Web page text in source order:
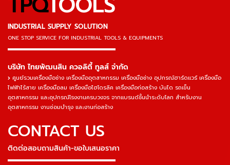
INDUSTRIAL SUPPLY SOLUTION
ONE STOP SERVICE FOR INDUSTRIAL TOOLS & EQUIPMENTS
▬▬▬▬▬▬▬▬▬▬▬▬▬▬▬
บริษัท ไทยพัฒนสิน ควอลิตี้ ทูลส์ จำกัด
ศูนย์รวมเครื่องมือช่าง เครื่องมืออุตสาหกรรม เครื่องมือช่าง อุปกรณ์ฮาร์ดแวร์ เครื่องมือ
ไฟฟ้าไร้สาย เครื่องมือลม เครื่องมือไฮโดรลิค เครื่องมือก่อสร้าง บันได รถเข็น
อุตสาหกรรม และอุปกรณ์โรงงานครบวงจร จากแบรนด์ชั้นนำระดับโลก สำหรับงาน
อุตสาหกรรม งานซ่อมบำรุง และงานก่อสร้าง
CONTACT US
ติดต่อสอบถามสินค้า-ขอใบเสนอราคา
▬▬▬▬▬▬▬▬▬▬▬▬▬▬▬